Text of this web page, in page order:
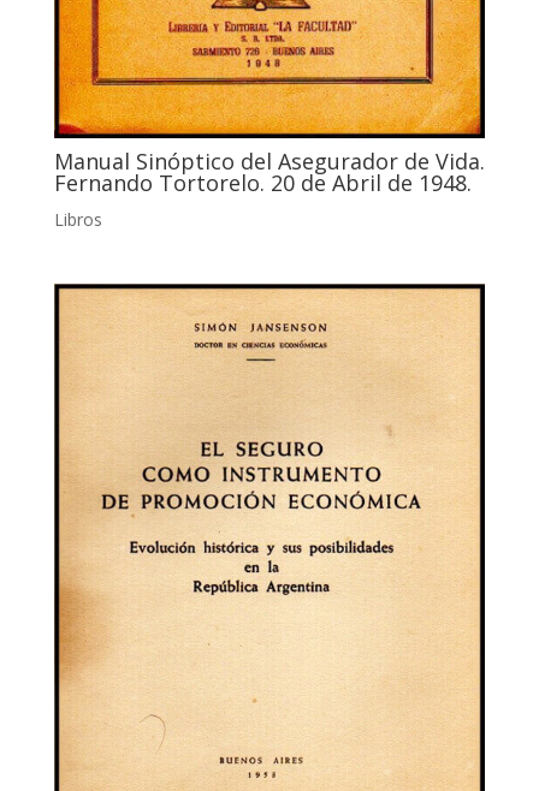
Manual Sinóptico del Asegurador de Vida.
Fernando Tortorelo. 20 de Abril de 1948.
Libros